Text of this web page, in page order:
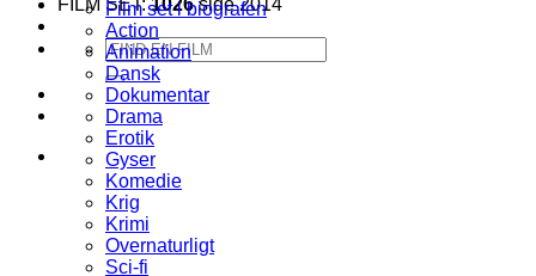
FILM SET:1026side 2014
Søg
efter:
Film set i biografen
Action
Animation
Dansk
Dokumentar
Drama
Erotik
Gyser
Komedie
Krig
Krimi
Overnaturligt
Sci-fi